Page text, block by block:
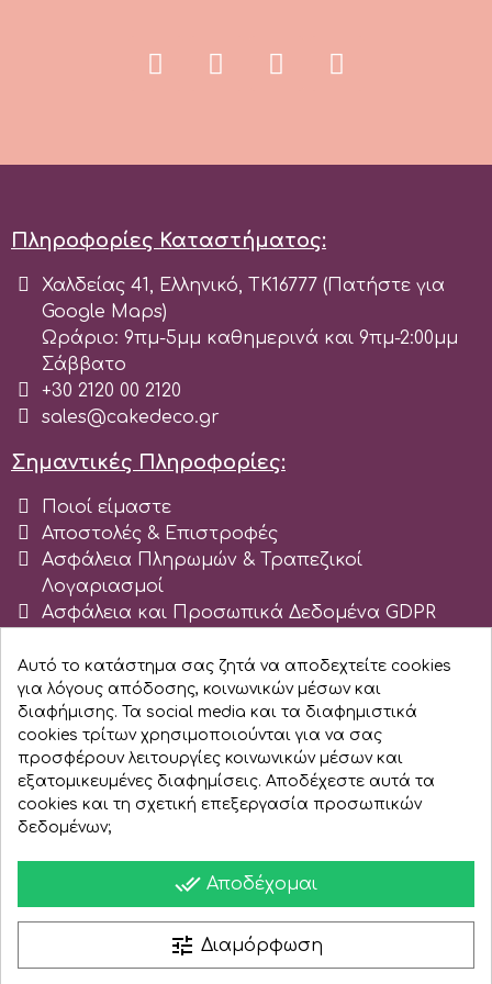
Πληροφορίες Καταστήματος:
Χαλδείας 41, Ελληνικό, ΤΚ16777 (Πατήστε για
Google Maps)
Ωράριο: 9πμ-5μμ καθημερινά και 9πμ-2:00μμ
Σάββατο
+30 2120 00 2120
sales@cakedeco.gr
Σημαντικές Πληροφορίες:
Ποιοί είμαστε
Αποστολές & Επιστροφές
Ασφάλεια Πληρωμών & Τραπεζικοί
Λογαριασμοί
Ασφάλεια και Προσωπικά Δεδομένα GDPR
Blog
Εγγραφείτε σαν Εταιρεία
Αυτό το κατάστημα σας ζητά να αποδεχτείτε cookies
για λόγους απόδοσης, κοινωνικών μέσων και
διαφήμισης. Τα social media και τα διαφημιστικά
cookies τρίτων χρησιμοποιούνται για να σας
προσφέρουν λειτουργίες κοινωνικών μέσων και
εξατομικευμένες διαφημίσεις. Αποδέχεστε αυτά τα
cookies και τη σχετική επεξεργασία προσωπικών
δεδομένων;
done_all Αποδέχομαι
tune Διαμόρφωση